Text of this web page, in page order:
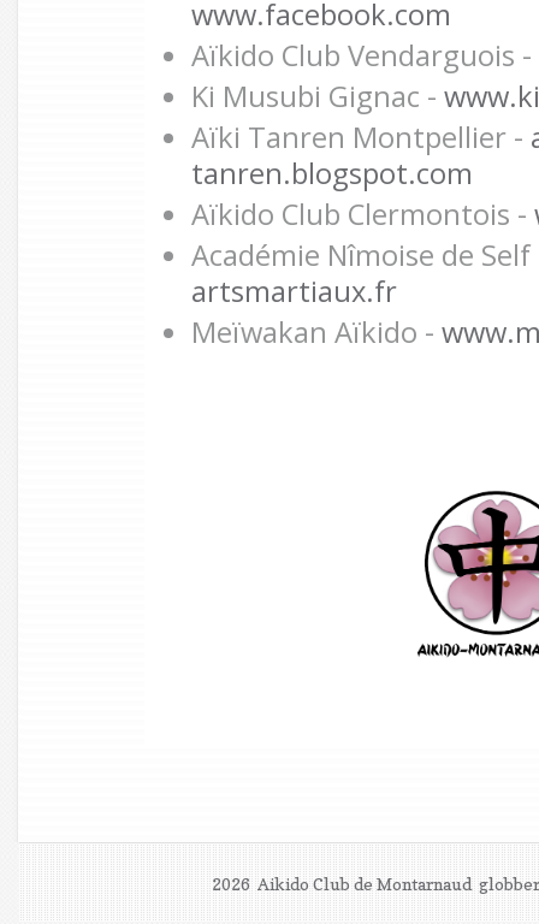
www.facebook.com
Aïkido Club Vendarguois -
Ki Musubi Gignac -
Aïki Tanren Montpellier -
tanren.blogspot.com
Aïkido Club Clermontois -
Académie Nîmoise de
artsmartiaux.fr
Meïwakan Aïkido -
2026 Aikido Club de Montarnaud